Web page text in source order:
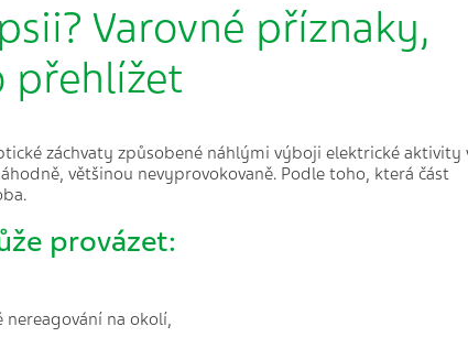
Varovné příznaky,
přehlížet
záchvaty způsobené náhlými výboji elektrické aktivity
většinou nevyprovokovaně. Podle toho, která část
provázet:
na okolí,